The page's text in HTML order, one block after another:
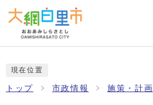
現在位置
トップ 市政情報 施策・計画